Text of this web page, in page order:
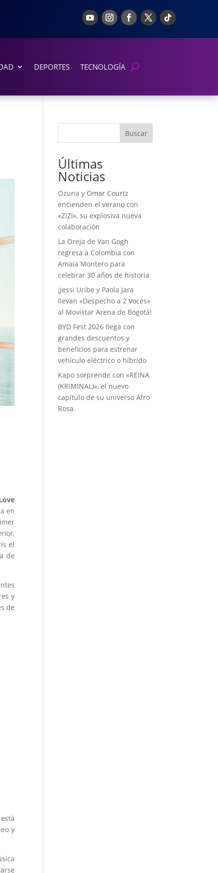
DEPORTES TECNOLOGÍA
en
el
de
y
de
y
Buscar
Últimas
Noticias
Ozuna y Omar Courtz
encienden el verano con
«ZIZI», su explosiva nueva
colaboración
La Oreja de Van Gogh
regresa a Colombia con
Amaia Montero para
celebrar 30 años de historia
¡Jessi Uribe y Paola Jara
llevan «Despecho a 2 Voces»
al Movistar Arena de Bogotá!
BYD Fest 2026 llega con
grandes descuentos y
beneficios para estrenar
vehículo eléctrico o híbrido
Kapo sorprende con «REINA
(KRIMINAL)», el nuevo
capítulo de su universo Afro
Rosa